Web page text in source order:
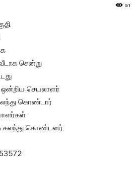
51
சென்று
ஒன்றிய செயலாளர்
கொண்டார்
கலந்து கொண்டனர்